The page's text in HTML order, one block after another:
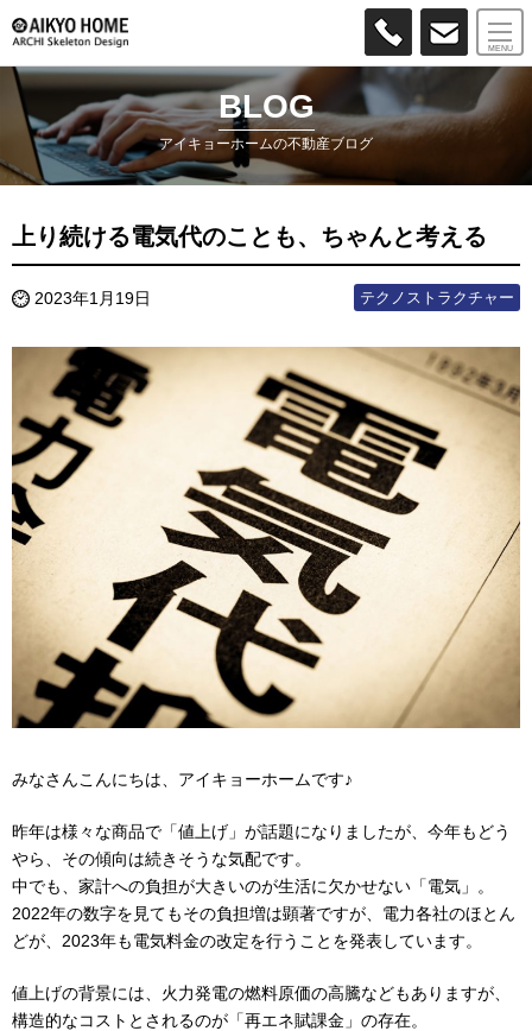
BLOG
アイキョーホームの不動産ブログ
上り続ける電気代のことも、ちゃんと考える
2023年1月19日 テクノストラクチャー
みなさんこんにちは、アイキョーホームです♪
昨年は様々な商品で「値上げ」が話題になりましたが、今年もどう
やら、その傾向は続きそうな気配です。
中でも、家計への負担が大きいのが生活に欠かせない「電気」。
2022年の数字を見てもその負担増は顕著ですが、電力各社のほとん
どが、2023年も電気料金の改定を行うことを発表しています。
値上げの背景には、火力発電の燃料原価の高騰などもありますが、
構造的なコストとされるのが「再エネ賦課金」の存在。
MENU